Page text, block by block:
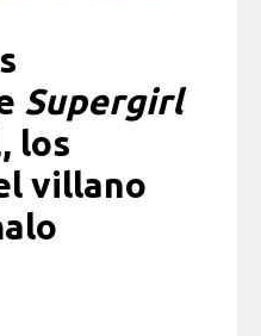
Supergirl
los
villano